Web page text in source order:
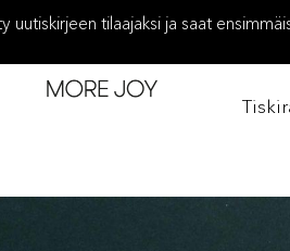
uutiskirjeen tilaajaksi ja saat